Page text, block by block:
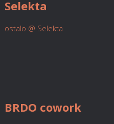
Selekta
ostalo @ Selekta
BRDO cowork